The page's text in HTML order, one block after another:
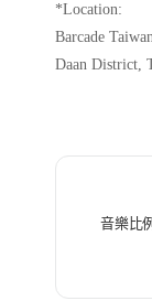
*Location:
Barcade
Daan District,
音樂比例